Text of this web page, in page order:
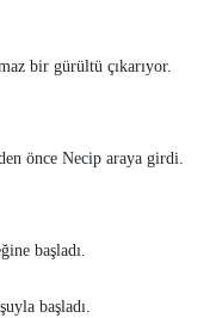
bir gürültü çıkarıyor.
önce Necip araya girdi.
başladı.
başladı.